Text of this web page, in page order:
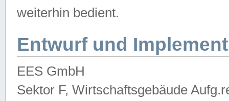
weiterhin bedient.
Entwurf und
EES GmbH
Sektor F, Wirtschaftsgebäude